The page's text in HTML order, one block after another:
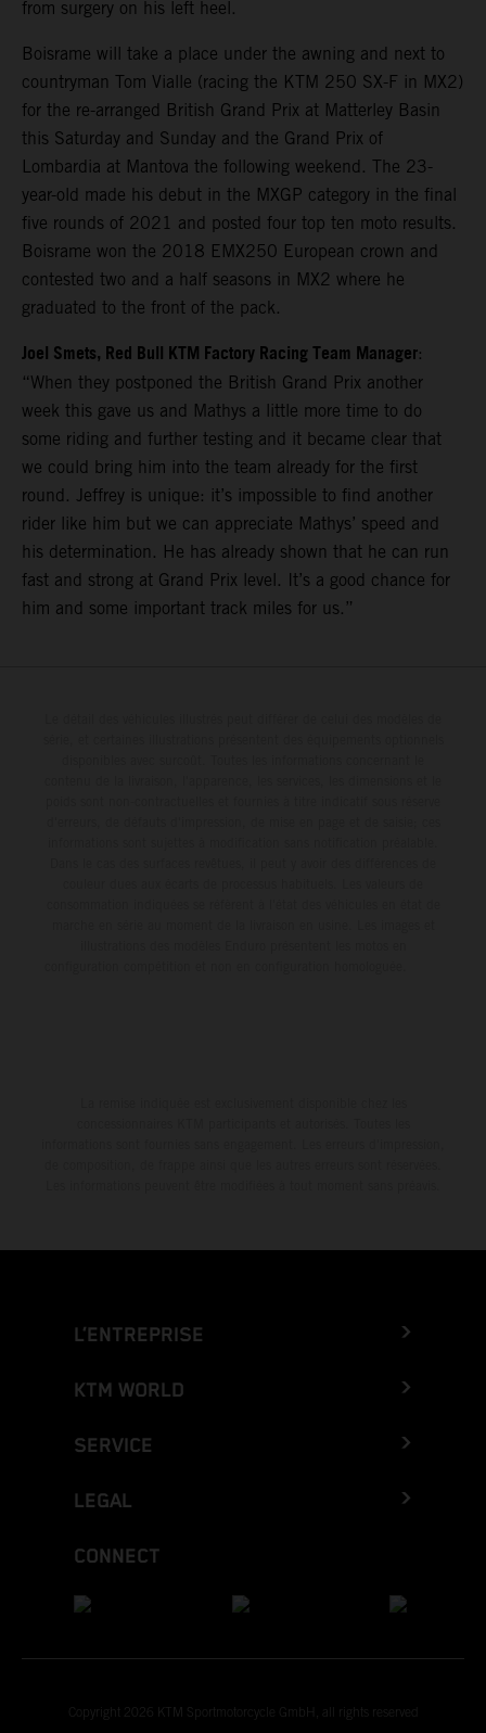
from surgery on his left heel.
Boisrame will take a place under the awning and next to
countryman Tom Vialle (racing the KTM 250 SX-F in MX2)
for the re-arranged British Grand Prix at Matterley Basin
this Saturday and Sunday and the Grand Prix of
Lombardia at Mantova the following weekend. The 23-
year-old made his debut in the MXGP category in the final
five rounds of 2021 and posted four top ten moto results.
Boisrame won the 2018 EMX250 European crown and
contested two and a half seasons in MX2 where he
graduated to the front of the pack.
Joel Smets, Red Bull KTM Factory Racing Team Manager:
“When they postponed the British Grand Prix another
week this gave us and Mathys a little more time to do
some riding and further testing and it became clear that
we could bring him into the team already for the first
round. Jeffrey is unique: it’s impossible to find another
rider like him but we can appreciate Mathys’ speed and
his determination. He has already shown that he can run
fast and strong at Grand Prix level. It’s a good chance for
him and some important track miles for us.”
L’ENTREPRISE
KTM WORLD
SERVICE
LEGAL
CONNECT
Copyright 2026 KTM Sportmotorcycle GmbH, all rights reserved